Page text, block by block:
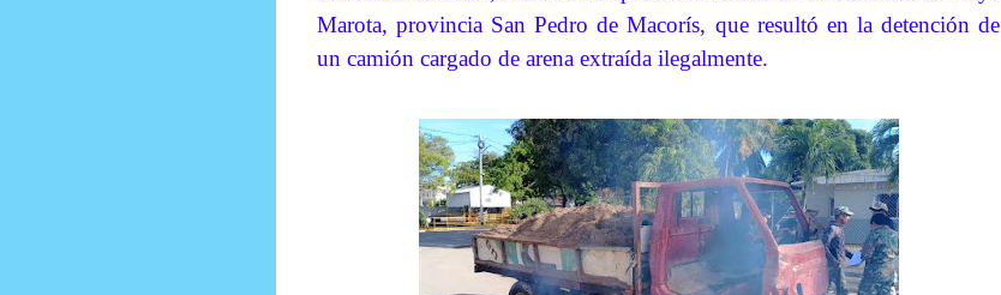
Marota, provincia San Pedro de Macorís, que resultó en la detención de
un camión cargado de arena extraída ilegalmente.